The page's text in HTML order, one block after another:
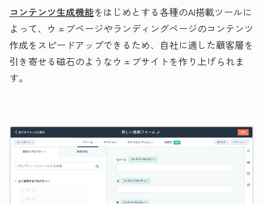
コンテンツ生成機能をはじめとする各種のAI搭載ツールに
よって、ウェブページやランディングページのコンテンツ
作成をスピードアップできるため、自社に適した顧客層を
引き寄せる磁石のようなウェブサイトを作り上げられま
す。